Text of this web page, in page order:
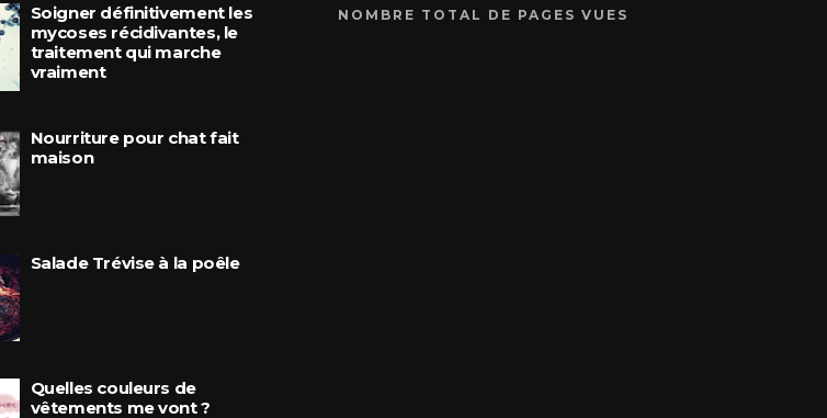
Soigner définitivement les
mycoses récidivantes, le
traitement qui marche
vraiment
Nourriture pour chat fait
maison
Salade Trévise à la poêle
Quelles couleurs de
vêtements me vont ?
NOMBRE TOTAL DE PAGES VUES